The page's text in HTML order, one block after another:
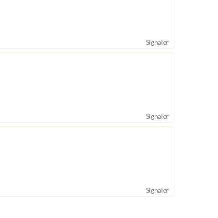
Signaler
Signaler
Signaler